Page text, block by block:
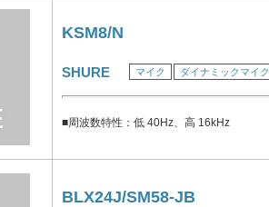
KSM8/N
SHURE マイク ダイナミックマイク
■周波数特性：低 40Hz、高 16kHz
BLX24J/SM58-JB